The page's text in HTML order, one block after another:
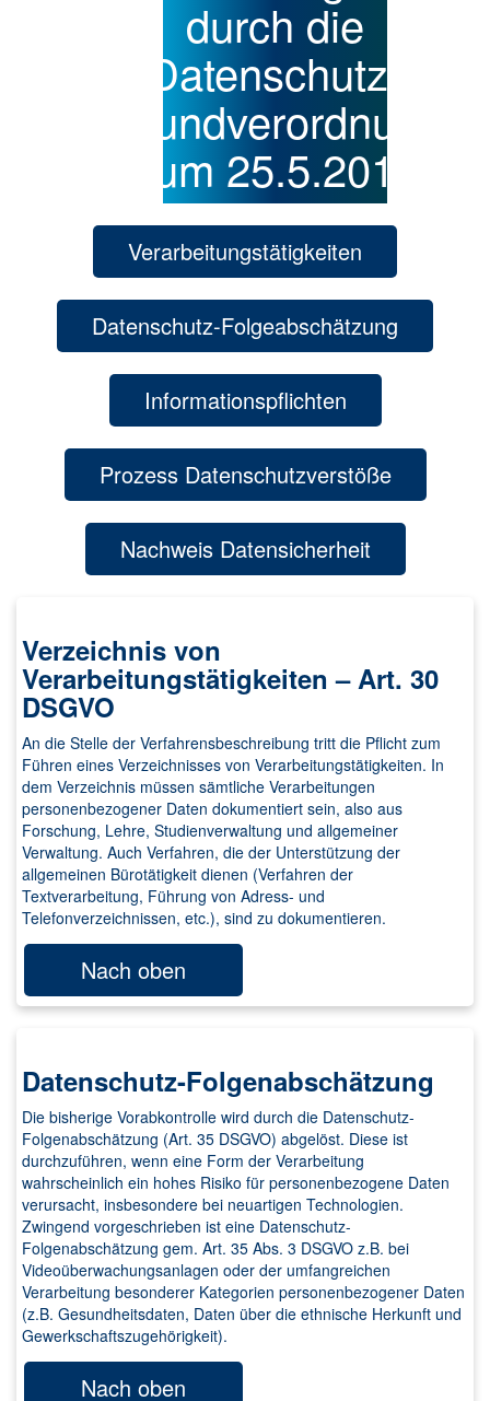
durch die
Datenschutz-
Grundverordnung
zum 25.5.2018
Verarbeitungstätigkeiten
Datenschutz-Folgeabschätzung
Informationspflichten
Prozess Datenschutzverstöße
Nachweis Datensicherheit
Verzeichnis von
Verarbeitungstätigkeiten – Art. 30
DSGVO
An die Stelle der Verfahrensbeschreibung tritt die Pflicht zum
Führen eines Verzeichnisses von Verarbeitungstätigkeiten. In
dem Verzeichnis müssen sämtliche Verarbeitungen
personenbezogener Daten dokumentiert sein, also aus
Forschung, Lehre, Studienverwaltung und allgemeiner
Verwaltung. Auch Verfahren, die der Unterstützung der
allgemeinen Bürotätigkeit dienen (Verfahren der
Textverarbeitung, Führung von Adress- und
Telefonverzeichnissen, etc.), sind zu dokumentieren.
Nach oben
Datenschutz-Folgenabschätzung
Die bisherige Vorabkontrolle wird durch die Datenschutz-
Folgenabschätzung (Art. 35 DSGVO) abgelöst. Diese ist
durchzuführen, wenn eine Form der Verarbeitung
wahrscheinlich ein hohes Risiko für personenbezogene Daten
verursacht, insbesondere bei neuartigen Technologien.
Zwingend vorgeschrieben ist eine Datenschutz-
Folgenabschätzung gem. Art. 35 Abs. 3 DSGVO z.B. bei
Videoüberwachungsanlagen oder der umfangreichen
Verarbeitung besonderer Kategorien personenbezogener Daten
(z.B. Gesundheitsdaten, Daten über die ethnische Herkunft und
Gewerkschaftszugehörigkeit).
Nach oben